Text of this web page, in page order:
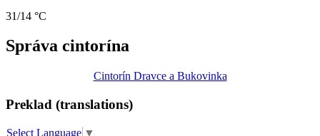
31/14 °C
Správa cintorína
Cintorín Dravce a Bukovinka
Preklad (translations)
Select Language ▼